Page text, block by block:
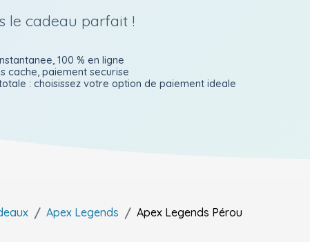
le cadeau parfait !
100 % en ligne
cache, paiement securise
: choisissez votre option de paiement ideale
Apex Legends Apex Legends Pérou